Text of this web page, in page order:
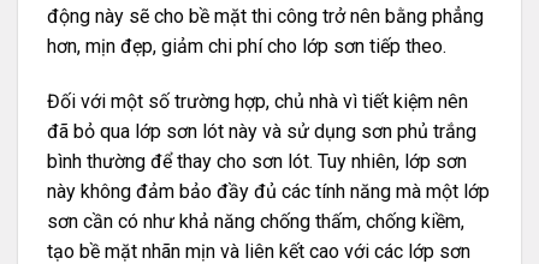
động này sẽ cho bề mặt thi công trở nên bằng phẳng
hơn, mịn đẹp, giảm chi phí cho lớp sơn tiếp theo.
Đối với một số trường hợp, chủ nhà vì tiết kiệm nên
đã bỏ qua lớp sơn lót này và sử dụng sơn phủ trắng
bình thường để thay cho sơn lót. Tuy nhiên, lớp sơn
này không đảm bảo đầy đủ các tính năng mà một lớp
sơn cần có như khả năng chống thấm, chống kiềm,
tạo bề mặt nhãn mịn và liên kết cao với các lớp sơn